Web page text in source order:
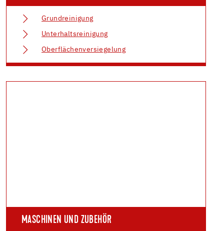
Grundreinigung
Unterhaltsreinigung
Oberflächenversiegelung
MASCHINEN UND ZUBEHÖR